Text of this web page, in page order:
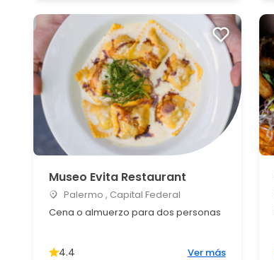
Museo Evita Restaurant
Palermo , Capital Federal
Cena o almuerzo para dos personas
4.4 Ver más